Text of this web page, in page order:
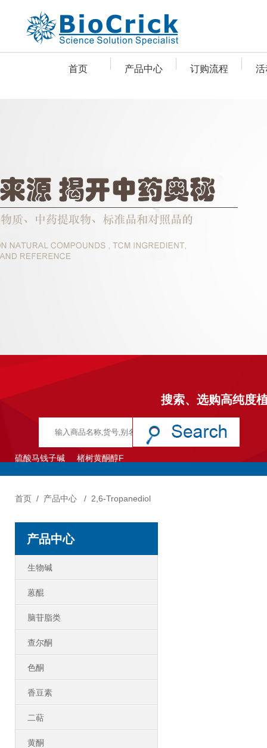
首页 产品中心 订购流程 活
搜索、选购高纯度
硫酸马钱子碱 楮树黄酮醇F
首页/ 产品中心/ 2,6-Tropanediol
产品中心
生物碱
蒽醌
脑苷脂类
查尔酮
色酮
香豆素
二萜
黄酮